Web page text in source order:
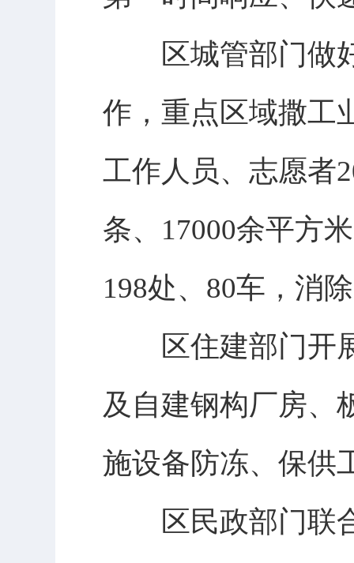
区城管部门做好
作，重点区域撒工
工作人员、志愿者
条、17000余平方
198处、80车，消
区住建部门开展
及自建钢构厂房、
施设备防冻、保供
区民政部门联合